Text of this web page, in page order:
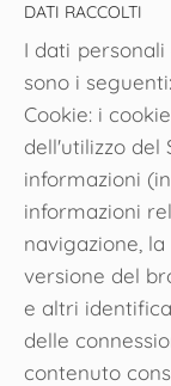
DATI RACCOLTI
I dati
sono i seguenti:
Cookie: i
dell'utilizzo del
informazioni
informazioni
navigazione,
versione del
e altri
delle
contenuto